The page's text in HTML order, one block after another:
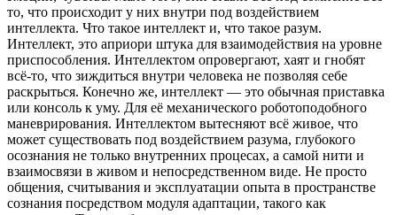
то, что происходит у них внутри под воздействием
интеллекта. Что такое интеллект и, что такое разум.
Интеллект, это априори штука для взаимодействия на уровне
приспособления. Интеллектом опровергают, хаят и гнобят
всё-то, что зиждиться внутри человека не позволяя себе
раскрыться. Конечно же, интеллект — это обычная приставка
или консоль к уму. Для её механического роботоподобного
маневрирования. Интеллектом вытесняют всё живое, что
может существовать под воздействием разума, глубокого
осознания не только внутренних процесах, а самой нити и
взаимосвязи в живом и непосредственном виде. Не просто
общения, считывания и эксплуатации опыта в пространстве
сознания посредством модуля адаптации, такого как